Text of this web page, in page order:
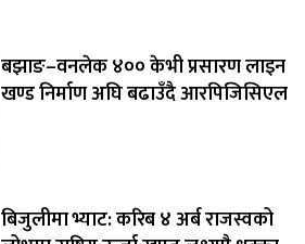
बझाङ–वनलेक ४०० केभी प्रसारण लाइन
खण्ड निर्माण अघि बढाउँदै आरपिजिसिएल
बिजुलीमा भ्याट: करिब ४ अर्ब राजस्वको